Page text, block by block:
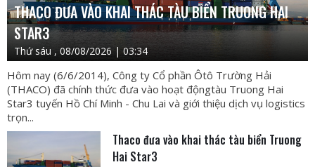
THACO ĐƯA VÀO KHAI THÁC TÀU BIỂN TRUONG HAI
STAR3
Thứ sáu , 08/08/2026 | 03:34
Hôm nay (6/6/2014), Công ty Cổ phần Ôtô Trường Hải
(THACO) đã chính thức đưa vào hoạt độngtàu Truong Hai
Star3 tuyến Hồ Chí Minh - Chu Lai và giới thiệu dịch vụ logistics
trọn...
Thaco đưa vào khai thác tàu biển Truong
Hai Star3